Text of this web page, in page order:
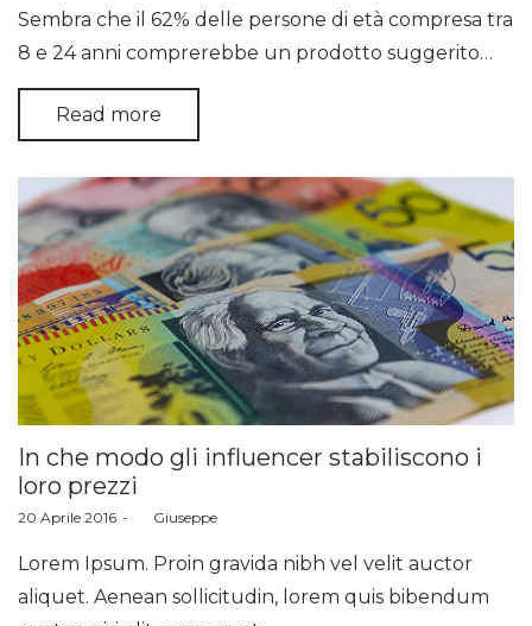
Sembra che il 62% delle persone di età compresa tra
8 e 24 anni comprerebbe un prodotto suggerito…
Read more
In che modo gli influencer stabiliscono i
loro prezzi
Posted
20 Aprile 2016 Giuseppe
Lorem Ipsum. Proin gravida nibh vel velit auctor
aliquet. Aenean sollicitudin, lorem quis bibendum